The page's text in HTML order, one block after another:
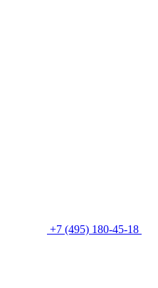
+7 (495) 180-45-18